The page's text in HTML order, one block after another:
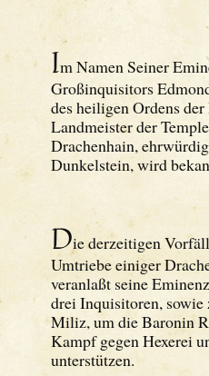
Im Namen Seiner
Großinquisitors
des heiligen Ordens
Landmeister der
Drachenhain,
Dunkelstein, wird
Die derzeitigen
Umtriebe einiger
veranlaßt seine
drei Inquisitoren,
Miliz, um die Baronin
Kampf gegen Hexerei
unterstützen.